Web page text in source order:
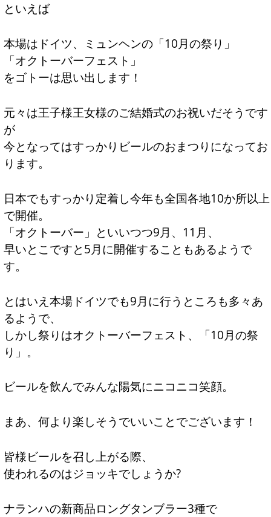
といえば
本場はドイツ、ミュンヘンの「10月の祭り」
「オクトーバーフェスト」
をゴトーは思い出します！
元々は王子様王女様のご結婚式のお祝いだそうです
が
今となってはすっかりビールのおまつりになってお
ります。
日本でもすっかり定着し今年も全国各地10か所以上
で開催。
「オクトーバー」といいつつ9月、11月、
早いとこですと5月に開催することもあるようで
す。
とはいえ本場ドイツでも9月に行うところも多々あ
るようで、
しかし祭りはオクトーバーフェスト、「10月の祭
り」。
ビールを飲んでみんな陽気にニコニコ笑顔。
まあ、何より楽しそうでいいことでございます！
皆様ビールを召し上がる際、
使われるのはジョッキでしょうか?
ナランハの新商品ロングタンブラー3種で